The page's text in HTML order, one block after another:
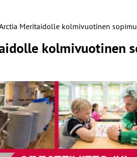
Meritaidolle kolmivuotinen
kolmivuotinen